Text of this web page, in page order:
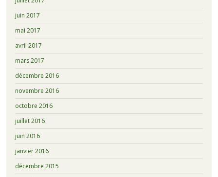
juin 2017
mai 2017
avril 2017
mars 2017
décembre 2016
novembre 2016
octobre 2016
juillet 2016
juin 2016
janvier 2016
décembre 2015